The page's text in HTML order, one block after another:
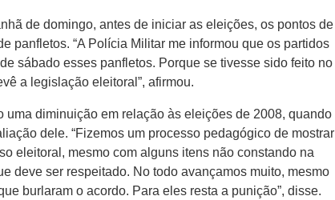
de domingo, antes de iniciar as eleições, os pontos de
panfletos. “A Polícia Militar me informou que os partidos
sábado esses panfletos. Porque se tivesse sido feito no
a legislação eleitoral”, afirmou.
uma diminuição em relação às eleições de 2008, quando
dele. “Fizemos um processo pedagógico de mostrar
eleitoral, mesmo com alguns itens não constando na
deve ser respeitado. No todo avançamos muito, mesmo
burlaram o acordo. Para eles resta a punição”, disse.